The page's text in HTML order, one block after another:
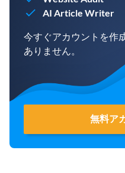
AI Article Writer
今すぐアカウントを作
ありません。
無料ア